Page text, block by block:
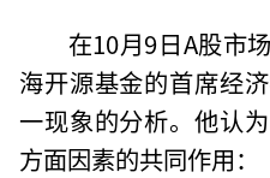
在10月9日A股市
海开源基金的首席经
一现象的分析。他认
方面因素的共同作用：